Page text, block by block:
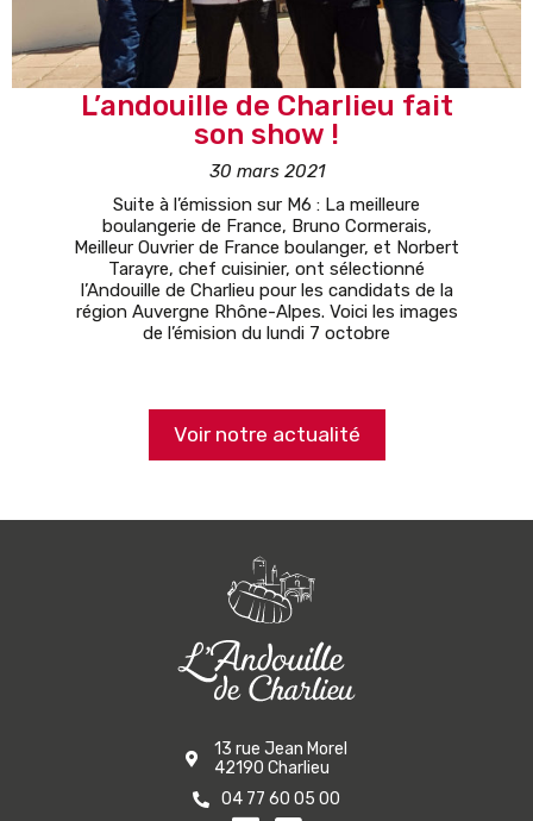
L’andouille de Charlieu fait
son show !
30 mars 2021
Suite à l’émission sur M6 : La meilleure
boulangerie de France, Bruno Cormerais,
Meilleur Ouvrier de France boulanger, et Norbert
Tarayre, chef cuisinier, ont sélectionné
l’Andouille de Charlieu pour les candidats de la
région Auvergne Rhône-Alpes. Voici les images
de l’émision du lundi 7 octobre
Voir notre actualité
13 rue Jean Morel
42190 Charlieu
04 77 60 05 00